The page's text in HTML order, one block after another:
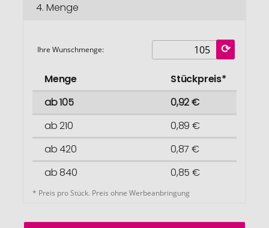
4. Menge
Ihre Wunschmenge:
Menge
Stückpreis*
ab 105
0,92 €
ab 210
0,89 €
ab 420
0,87 €
ab 840
0,85 €
* Preis pro Stück. Preis ohne Werbeanbringung